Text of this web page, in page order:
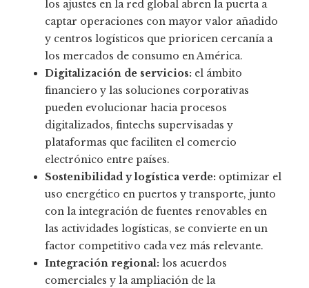
los ajustes en la red global abren la puerta a
captar operaciones con mayor valor añadido
y centros logísticos que prioricen cercanía a
los mercados de consumo en América.
Digitalización de servicios: el ámbito
financiero y las soluciones corporativas
pueden evolucionar hacia procesos
digitalizados, fintechs supervisadas y
plataformas que faciliten el comercio
electrónico entre países.
Sostenibilidad y logística verde: optimizar el
uso energético en puertos y transporte, junto
con la integración de fuentes renovables en
las actividades logísticas, se convierte en un
factor competitivo cada vez más relevante.
Integración regional: los acuerdos
comerciales y la ampliación de la